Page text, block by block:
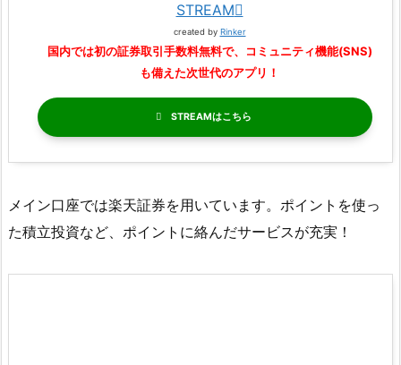
STREAM
created by Rinker
国内では初の証券取引手数料無料で、コミュニティ機能(SNS)
も備えた次世代のアプリ！
STREAM
メイン口座では楽天証券を用いています。ポイントを使っ
た積立投資など、ポイントに絡んだサービスが充実！